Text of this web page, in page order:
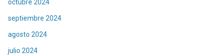
octubre 2024
septiembre 2024
agosto 2024
julio 2024